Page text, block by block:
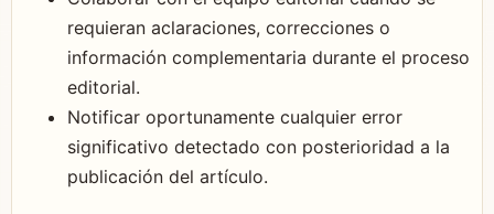
requieran aclaraciones, correcciones o
información complementaria durante el proceso
editorial.
Notificar oportunamente cualquier error
significativo detectado con posterioridad a la
publicación del artículo.